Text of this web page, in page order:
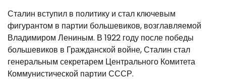
Сталин вступил в политику и стал ключевым
фигурантом в партии большевиков, возглавляемой
Владимиром Лениным. В 1922 году после победы
большевиков в Гражданской войне, Сталин стал
генеральным секретарем Центрального Комитета
Коммунистической партии СССР.